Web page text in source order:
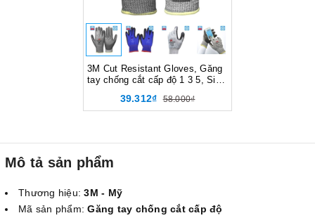
3M Cut Resistant Gloves, Găng
tay chống cắt cấp độ 1 3 5, Size
39.312₫ 58.000₫
Mô tả sản phẩm
Thương hiệu:3M - Mỹ
Mã sản phẩm:Găng tay chống cắt cấp độ